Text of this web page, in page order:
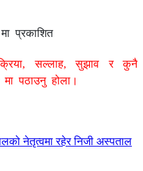
प्रकाशित
सल्लाह, सुझाव र कुनै
मा पठाउनु होला।